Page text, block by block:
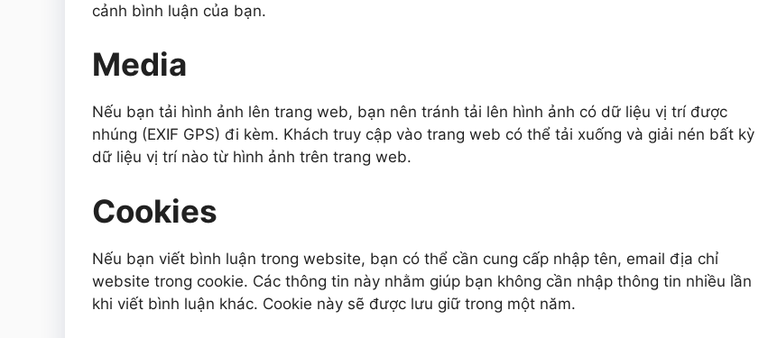
cảnh bình luận của bạn.
Media
Nếu bạn tải hình ảnh lên trang web, bạn nên tránh tải lên hình ảnh có dữ liệu vị trí được
nhúng (EXIF GPS) đi kèm. Khách truy cập vào trang web có thể tải xuống và giải nén bất kỳ
dữ liệu vị trí nào từ hình ảnh trên trang web.
Cookies
Nếu bạn viết bình luận trong website, bạn có thể cần cung cấp nhập tên, email địa chỉ
website trong cookie. Các thông tin này nhằm giúp bạn không cần nhập thông tin nhiều lần
khi viết bình luận khác. Cookie này sẽ được lưu giữ trong một năm.